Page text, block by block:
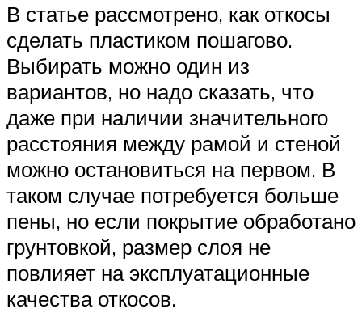
В статье рассмотрено, как откосы
сделать пластиком пошагово.
Выбирать можно один из
вариантов, но надо сказать, что
даже при наличии значительного
расстояния между рамой и стеной
можно остановиться на первом. В
таком случае потребуется больше
пены, но если покрытие обработано
грунтовкой, размер слоя не
повлияет на эксплуатационные
качества откосов.